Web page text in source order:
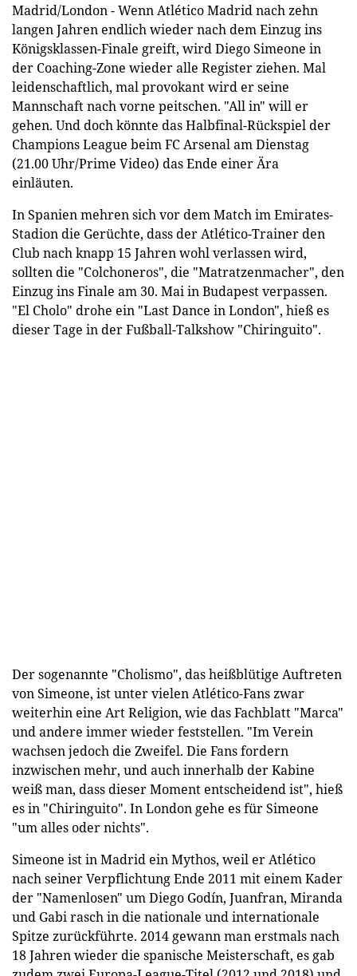
Madrid/London - Wenn Atlético Madrid nach zehn
langen Jahren endlich wieder nach dem Einzug ins
Königsklassen-Finale greift, wird Diego Simeone in
der Coaching-Zone wieder alle Register ziehen. Mal
leidenschaftlich, mal provokant wird er seine
Mannschaft nach vorne peitschen. "All in" will er
gehen. Und doch könnte das Halbfinal-Rückspiel der
Champions League beim FC Arsenal am Dienstag
(21.00 Uhr/Prime Video) das Ende einer Ära
einläuten.
In Spanien mehren sich vor dem Match im Emirates-
Stadion die Gerüchte, dass der Atlético-Trainer den
Club nach knapp 15 Jahren wohl verlassen wird,
sollten die "Colchoneros", die "Matratzenmacher", den
Einzug ins Finale am 30. Mai in Budapest verpassen.
"El Cholo" drohe ein "Last Dance in London", hieß es
dieser Tage in der Fußball-Talkshow "Chiringuito".
Der sogenannte "Cholismo", das heißblütige Auftreten
von Simeone, ist unter vielen Atlético-Fans zwar
weiterhin eine Art Religion, wie das Fachblatt "Marca"
und andere immer wieder feststellen. "Im Verein
wachsen jedoch die Zweifel. Die Fans fordern
inzwischen mehr, und auch innerhalb der Kabine
weiß man, dass dieser Moment entscheidend ist", hieß
es in "Chiringuito". In London gehe es für Simeone
"um alles oder nichts".
Simeone ist in Madrid ein Mythos, weil er Atlético
nach seiner Verpflichtung Ende 2011 mit einem Kader
der "Namenlosen" um Diego Godín, Juanfran, Miranda
und Gabi rasch in die nationale und internationale
Spitze zurückführte. 2014 gewann man erstmals nach
18 Jahren wieder die spanische Meisterschaft, es gab